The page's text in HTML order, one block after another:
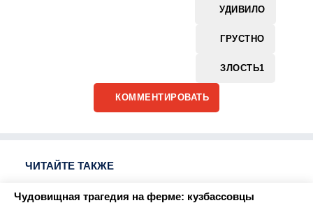
УДИВИЛО
ГРУСТНО
ЗЛОСТЬ1
КОММЕНТИРОВАТЬ
ЧИТАЙТЕ ТАКЖЕ
Чудовищная трагедия на ферме: кузбассовцы